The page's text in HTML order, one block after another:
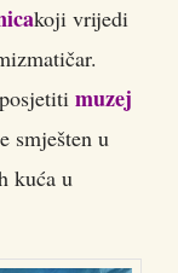
koji vrijedi
muzej
smješten u
kuća u